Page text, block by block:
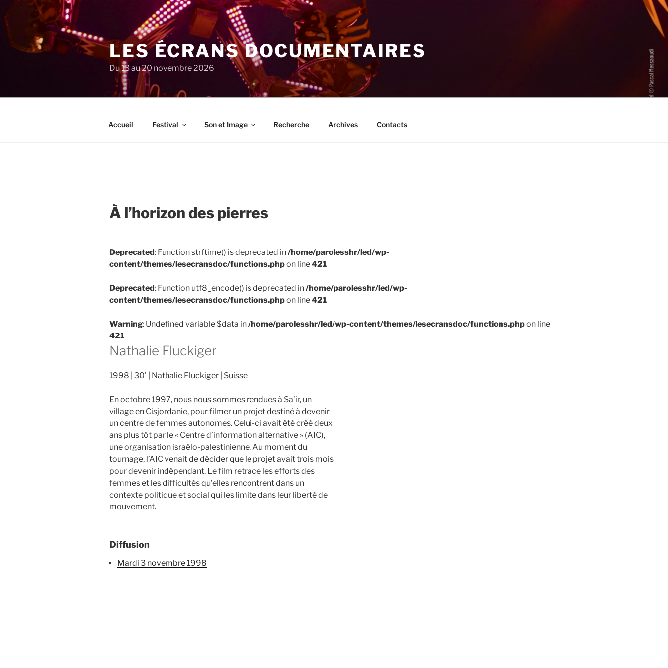
au
contenu
principal
LES ÉCRANS DOCUMENTAIRES
Du 13 au 20 novembre 2026
Accueil Festival Son et Image Recherche Archives Contacts
À l’horizon des pierres
Deprecated: Function strftime() is deprecated in/home/parolesshr/led/wp-
content/themes/lesecransdoc/functions.phpon line421
Deprecated: Function utf8_encode() is deprecated in/home/parolesshr/led/wp-
content/themes/lesecransdoc/functions.phpon line421
Warning: Undefined variable $data in/home/parolesshr/led/wp-content/themes/lesecransdoc/functions.phpon line
421
Nathalie Fluckiger
1998 30’ Nathalie Fluckiger Suisse
En octobre 1997, nous nous sommes rendues à Sa’ir, un
village en Cisjordanie, pour filmer un projet destiné à devenir
un centre de femmes autonomes. Celui-ci avait été créé deux
ans plus tôt par le « Centre d’information alternative » (AIC),
une organisation israélo-palestinienne. Au moment du
tournage, l’AIC venait de décider que le projet avait trois mois
pour devenir indépendant. Le film retrace les efforts des
femmes et les difficultés qu’elles rencontrent dans un
contexte politique et social qui les limite dans leur liberté de
mouvement.
Diffusion
mardi 3 novembre 1998